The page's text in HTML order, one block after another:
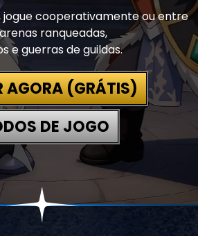
jogue cooperativamente ou entre
ranqueadas,
e guerras de guildas.
AGORA (GRÁTIS)
DE JOGO